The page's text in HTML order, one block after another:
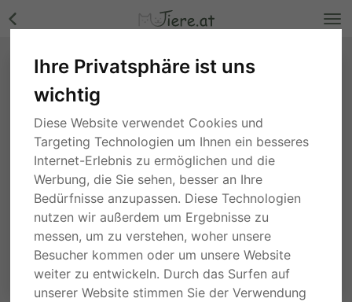
Ihre Privatsphäre ist uns
wichtig
Diese Website verwendet Cookies und
Targeting Technologien um Ihnen ein besseres
Internet-Erlebnis zu ermöglichen und die
Werbung, die Sie sehen, besser an Ihre
Bedürfnisse anzupassen. Diese Technologien
nutzen wir außerdem um Ergebnisse zu
messen, um zu verstehen, woher unsere
Besucher kommen oder um unsere Website
weiter zu entwickeln. Durch das Surfen auf
unserer Website stimmen Sie der Verwendung